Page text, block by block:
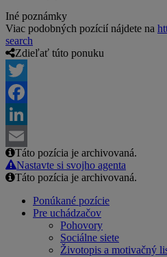
Iné poznámky
Viac podobných pozícií nájdete na
search
Zdieľať túto ponuku
Twitter
Facebook
LinkedIn
Email
Táto pozícia je archivovaná.
Nastavte si svojho agenta
Táto pozícia je archivovaná.
Ponúkané pozície
Pre uchádzačov
Pohovory
Sociálne siete
Životopis a motivačný